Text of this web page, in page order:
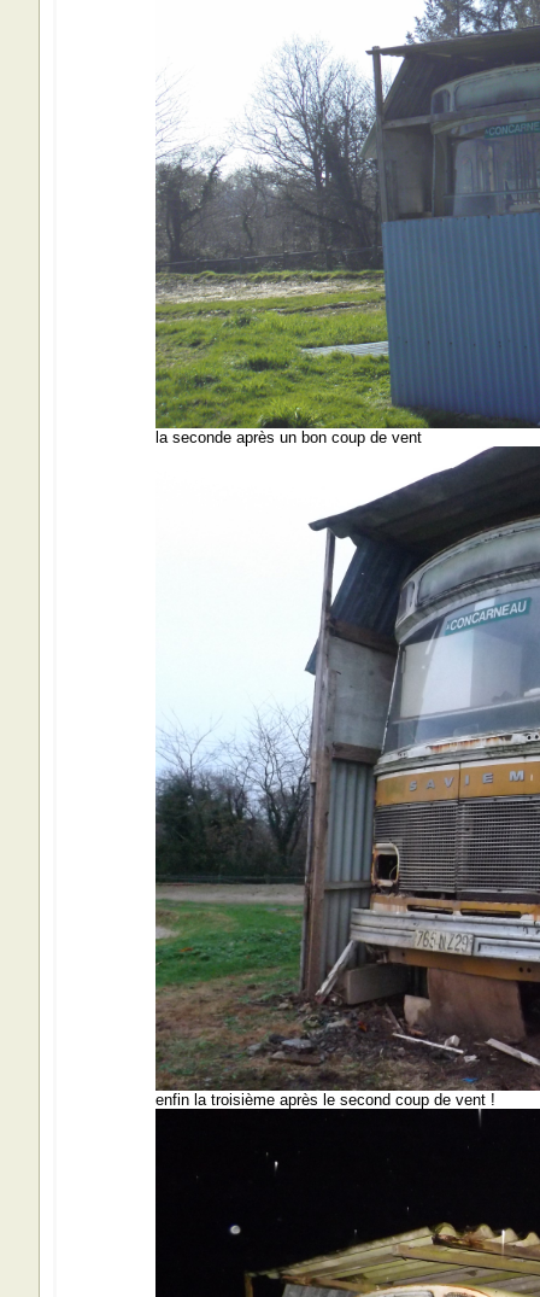
la seconde après un bon coup de vent
enfin la troisième après le second coup de vent !